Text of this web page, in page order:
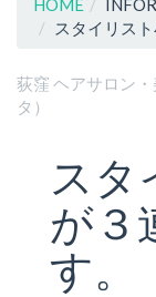
HOME
スタイリス
荻窪 ヘアサロン
タ）
スタ
が３
す。